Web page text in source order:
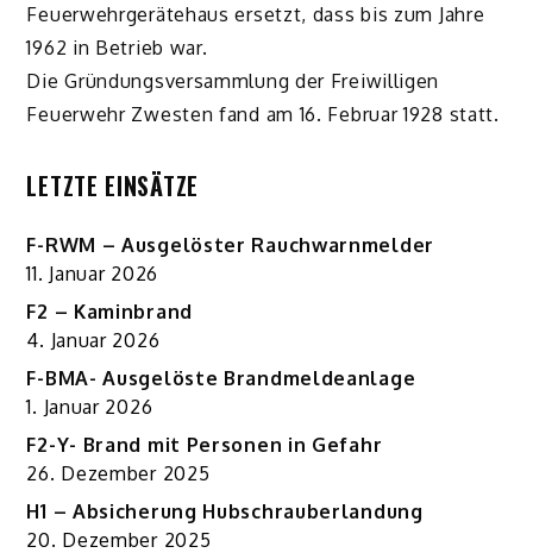
Feuerwehrgerätehaus ersetzt, dass bis zum Jahre
1962 in Betrieb war.
Die Gründungsversammlung der Freiwilligen
Feuerwehr Zwesten fand am 16. Februar 1928 statt.
LETZTE EINSÄTZE
F-RWM – Ausgelöster Rauchwarnmelder
11. Januar 2026
F2 – Kaminbrand
4. Januar 2026
F-BMA- Ausgelöste Brandmeldeanlage
1. Januar 2026
F2-Y- Brand mit Personen in Gefahr
26. Dezember 2025
H1 – Absicherung Hubschrauberlandung
20. Dezember 2025